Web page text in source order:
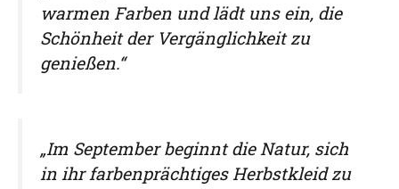
warmen Farben und lädt uns ein, die
Schönheit der Vergänglichkeit zu
genießen.“
„Im September beginnt die Natur, sich
in ihr farbenprächtiges Herbstkleid zu